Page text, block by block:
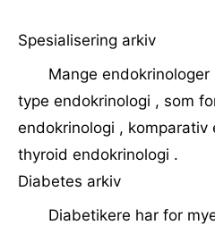
Spesialisering arkiv
Mange
type endokrinologi , som
endokrinologi , komparativ
thyroid endokrinologi .
Diabetes arkiv
Diabetikere har for